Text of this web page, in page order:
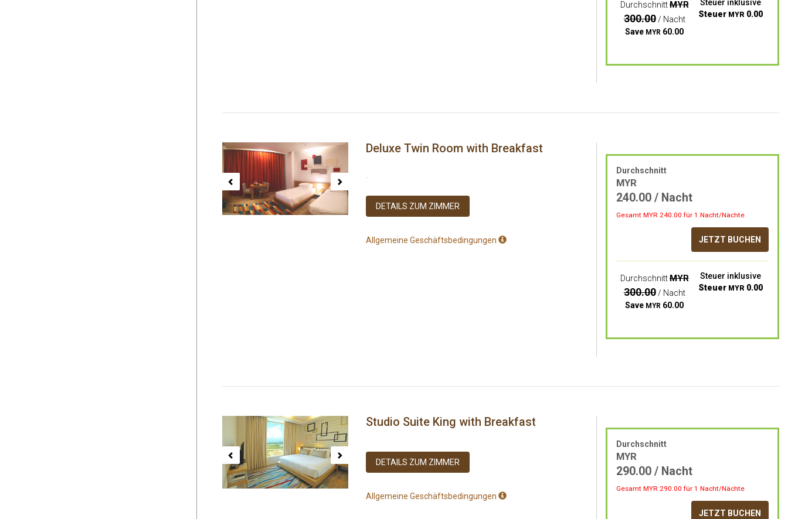
DurchschnittMYR
300.00/ Nacht
Save MYR 60.00
Steuer inklusive
Steuer MYR 0.00
Previous Deluxe Twin Room with Breakfast
DETAILS ZUM ZIMMER
Allgemeine Geschäftsbedingungen
Durchschnitt
MYR
240.00/ Nacht
Gesamt MYR240.00für 1 Nacht/Nächte
JETZT BUCHEN
DurchschnittMYR
300.00/ Nacht
Save MYR 60.00
Steuer inklusive
Steuer MYR 0.00
Previous Next Studio Suite King with Breakfast
DETAILS ZUM ZIMMER
Allgemeine Geschäftsbedingungen
Durchschnitt
MYR
290.00/ Nacht
Gesamt MYR290.00für 1 Nacht/Nächte
JETZT BUCHEN